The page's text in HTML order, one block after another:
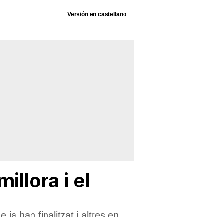
Versión en castellano
i el